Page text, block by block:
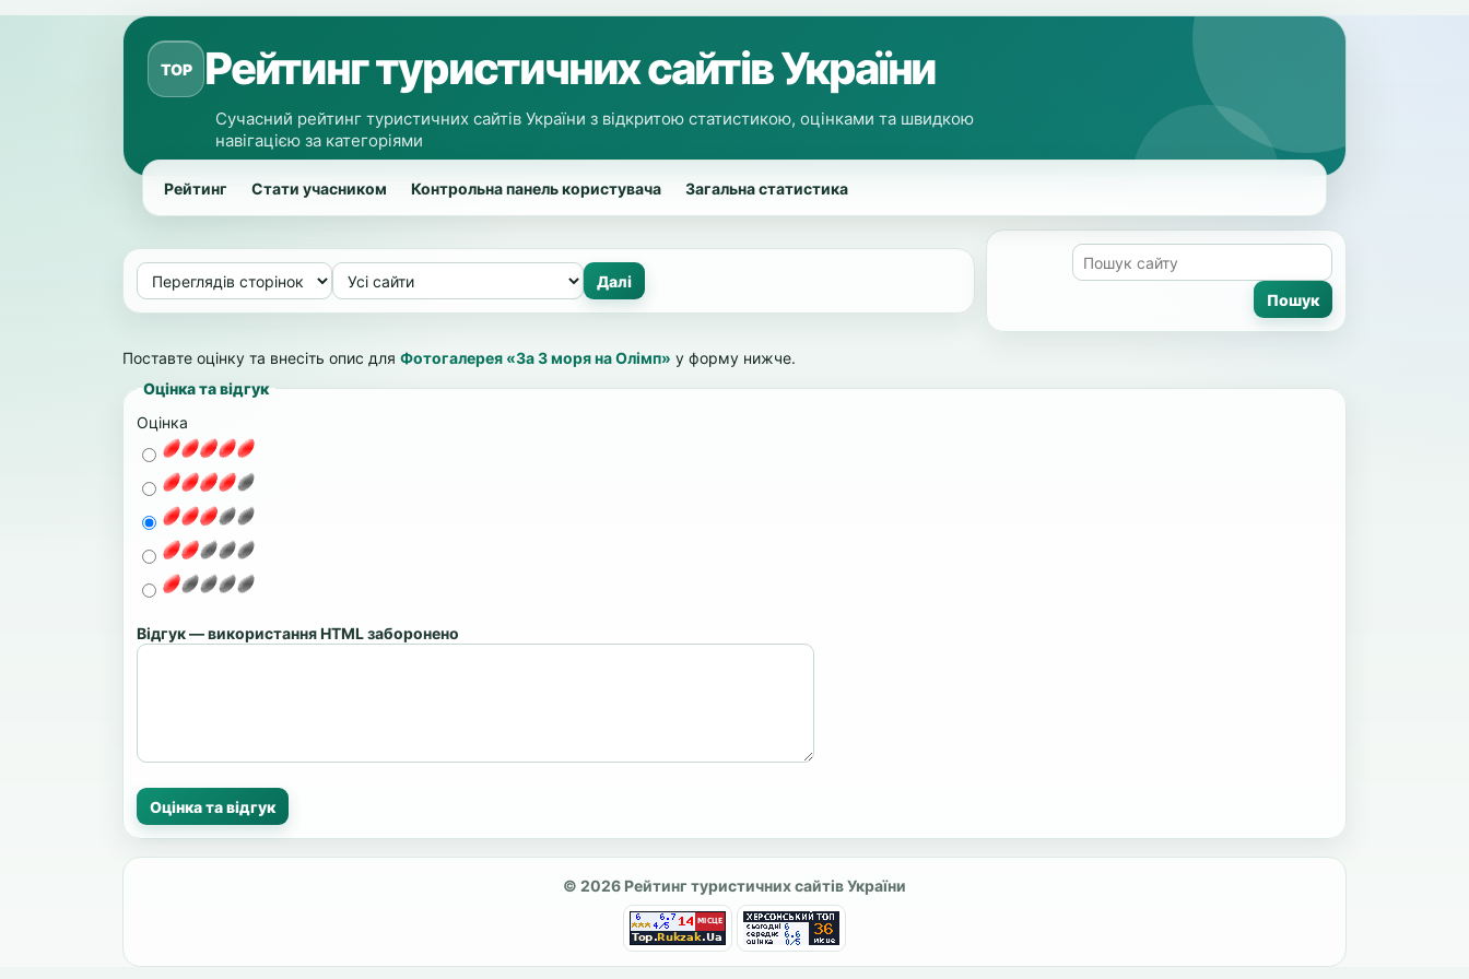
TOP Рейтинг туристичних сайтів України
Сучасний рейтинг туристичних сайтів України з відкритою статистикою, оцінками та швидкою
навігацією за категоріями
Рейтинг Стати учасником Контрольна панель користувача Загальна статистика
Поставте оцінку та внесіть опис для Фотогалерея «За 3 моря на Олімп» у форму нижче.
Оцінка та відгук
Оцінка
Відгук — використання HTML заборонено
© 2026 Рейтинг туристичних сайтів України